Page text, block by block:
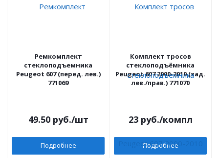
Ремкомплект
стеклоподъемника
Peugeot 607 (перед. лев.)
771069
49.50руб./шт
Подробнее
Комплект тросов
стеклоподъёмника
Peugeot 607 2000-2010 (зад.
лев./прав.) 771070
23руб./компл
Подробнее